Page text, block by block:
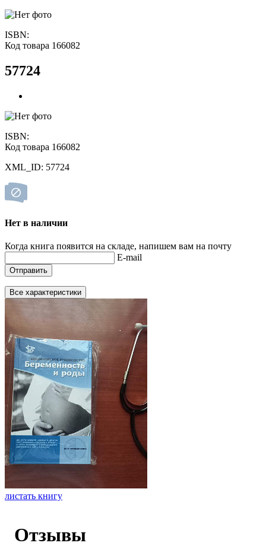
ISBN:
Код товара 166082
57724
ISBN:
Код товара 166082
XML_ID: 57724
Нет в наличии
Когда книга появится на складе, напишем вам на почту
E-mail
Отправить
Все характеристики
листать книгу
Отзывы